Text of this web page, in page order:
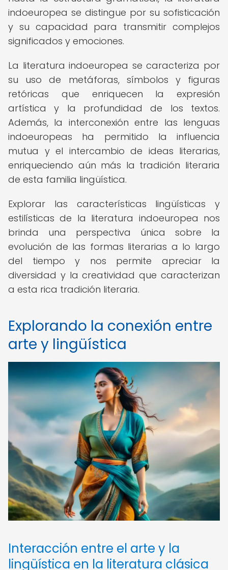
indoeuropea se distingue por su sofisticación
y su capacidad para transmitir complejos
significados y emociones.
La literatura indoeuropea se caracteriza por
su uso de metáforas, símbolos y figuras
retóricas que enriquecen la expresión
artística y la profundidad de los textos.
Además, la interconexión entre las lenguas
indoeuropeas ha permitido la influencia
mutua y el intercambio de ideas literarias,
enriqueciendo aún más la tradición literaria
de esta familia lingüística.
Explorar las características lingüísticas y
estilísticas de la literatura indoeuropea nos
brinda una perspectiva única sobre la
evolución de las formas literarias a lo largo
del tiempo y nos permite apreciar la
diversidad y la creatividad que caracterizan
a esta rica tradición literaria.
Explorando la conexión entre
arte y lingüística
Interacción entre el arte y la
lingüística en la literatura clásica